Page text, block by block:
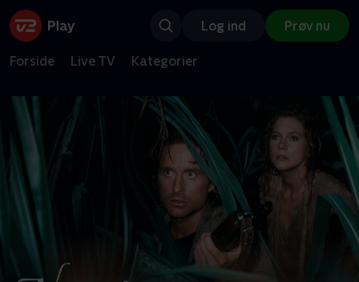
Log ind Prøv nu
Forside Live TV Kategorier